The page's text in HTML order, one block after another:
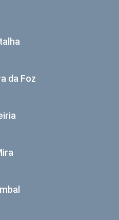
da Foz